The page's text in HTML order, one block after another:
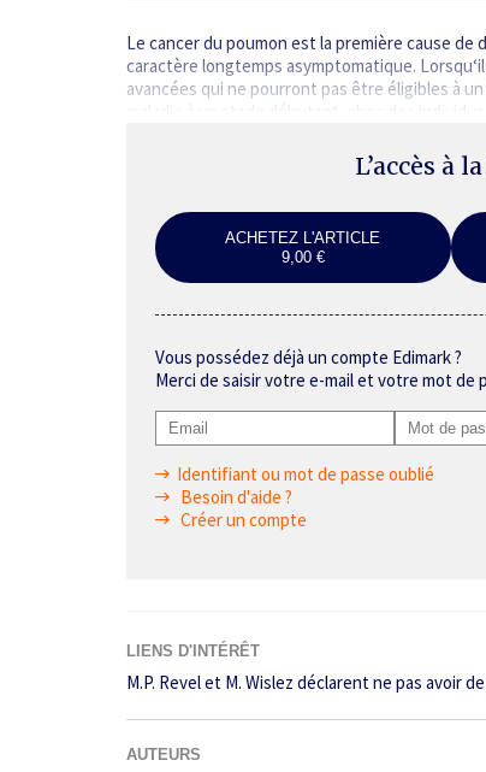
Le cancer du poumon est la première cause de
caractère longtemps asymptomatique.
avancées qui ne pourront pas être éligibles à
maladie à un stade débutant, chez des
L’accès à
ACHETEZ L'ARTICLE
9,00 €
Vous possédez déjà un compte Edimark ?
Merci de saisir votre e-mail et votre mot de
Identifiant ou mot de passe oublié
Besoin d'aide ?
Créer un compte
LIENS D'INTÉRÊT
M.P. Revel et M. Wislez déclarent ne pas avoir
AUTEURS